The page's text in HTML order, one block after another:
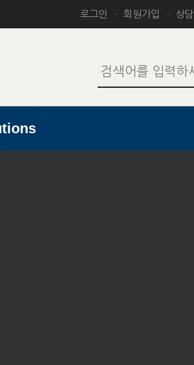
로그인 회원가입 상